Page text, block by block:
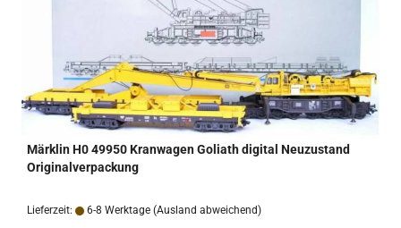
Märk­lin H0 49950 Kran­wa­gen Go­li­ath di­gi­tal Neu­zu­stand
Ori­gi­nal­ver­pa­ckung
Lieferzeit: 6-8 Werktage (Ausland abweichend)